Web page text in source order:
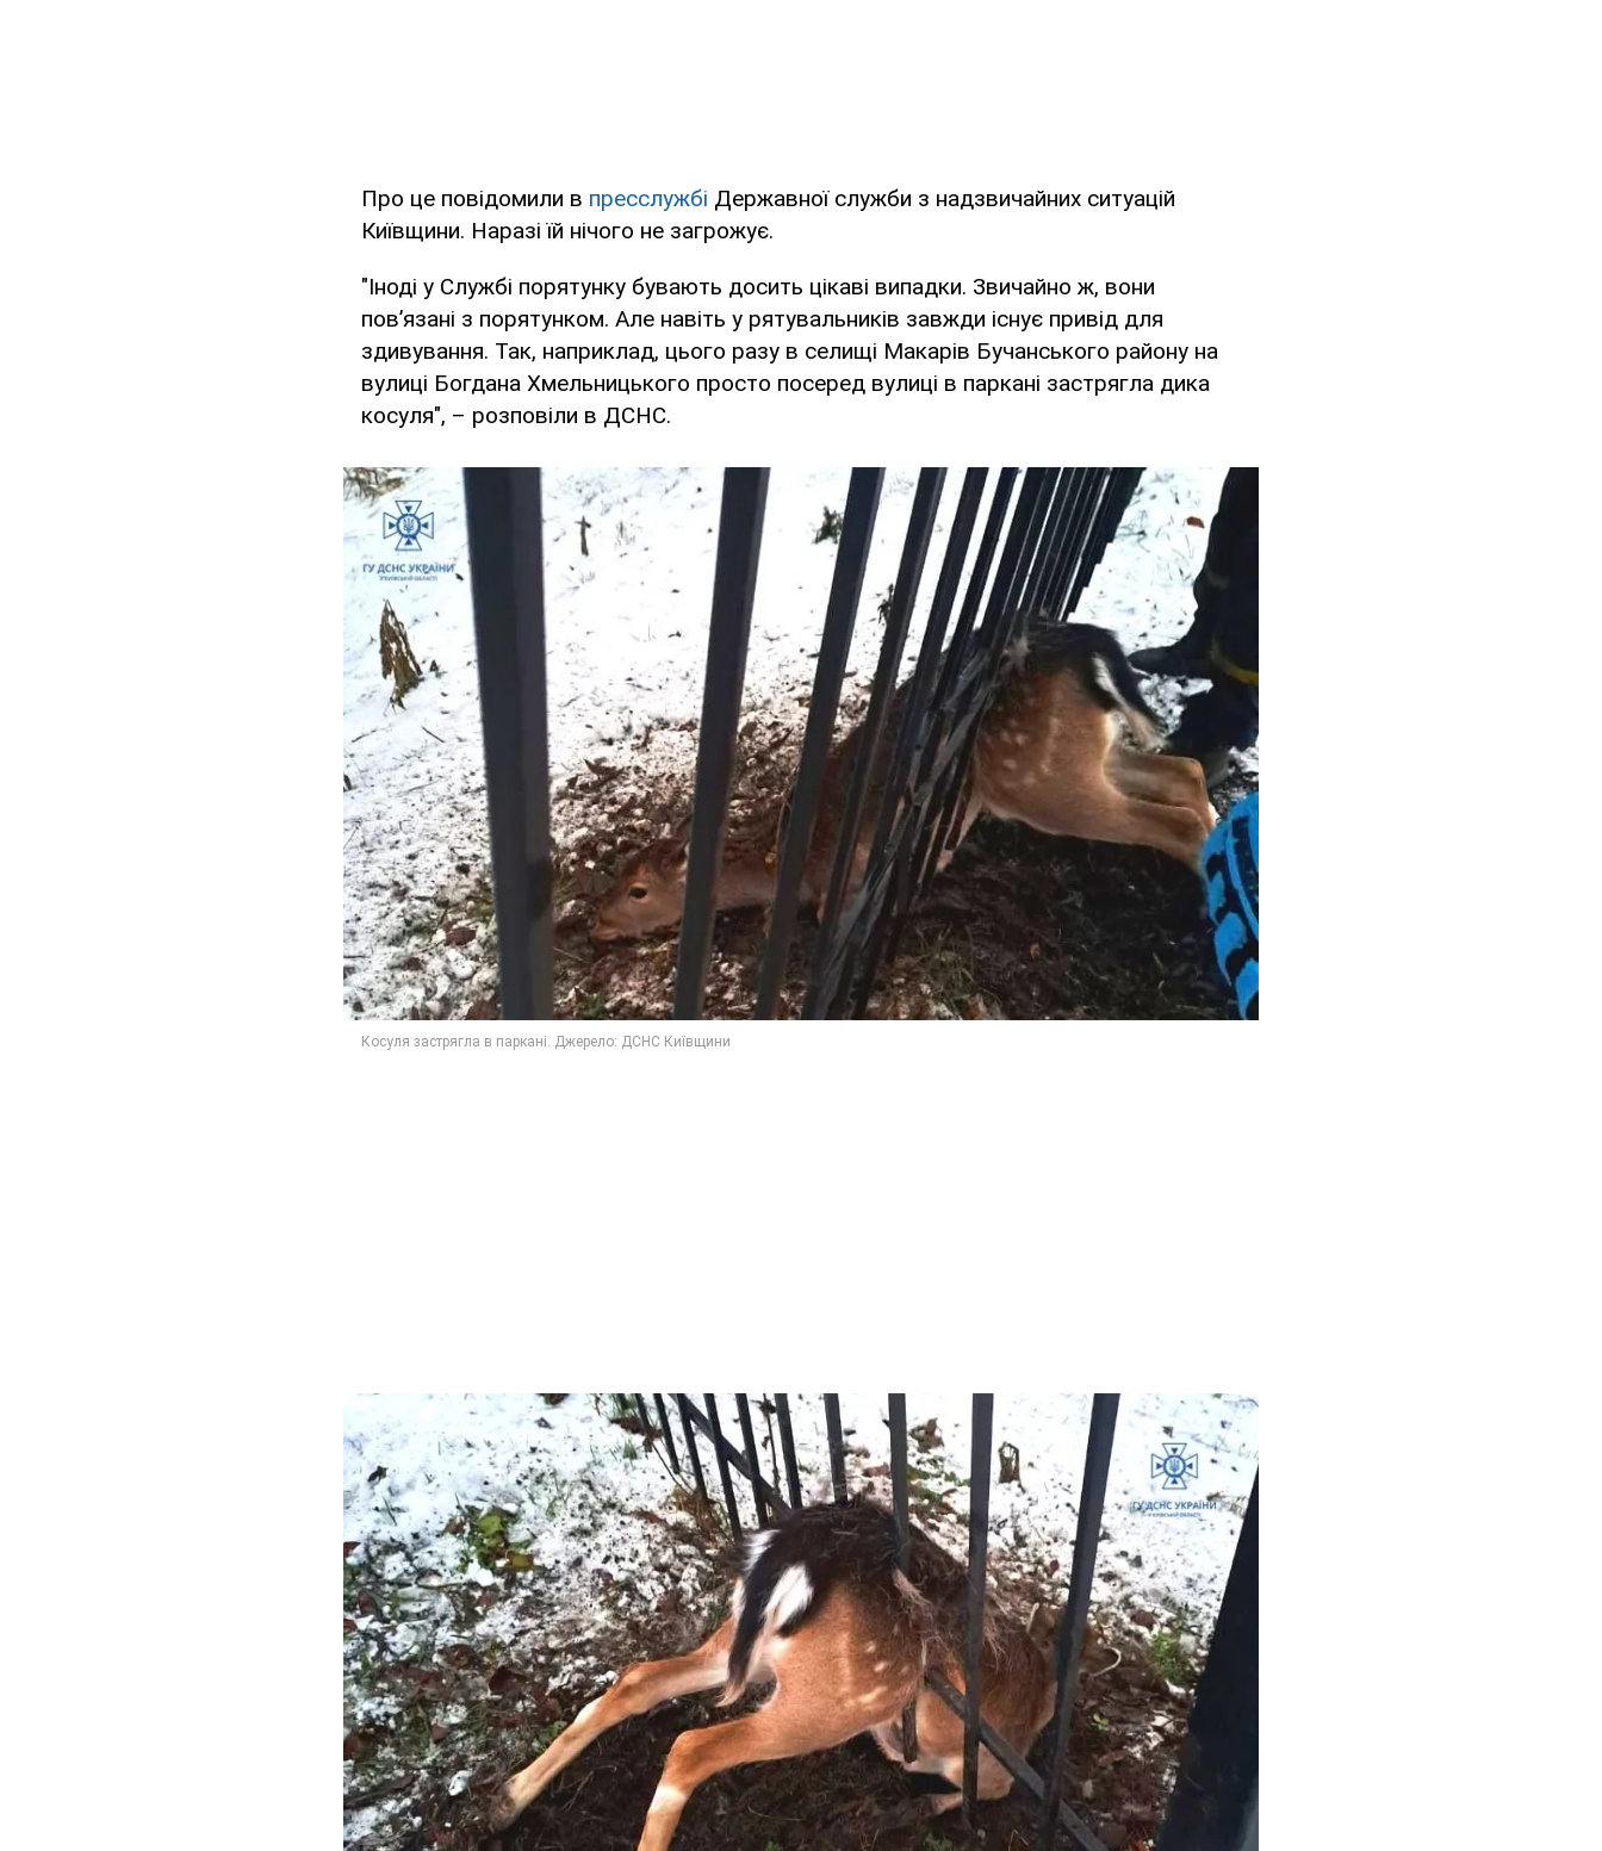
Про це повідомили в пресслужбі Державної служби з надзвичайних ситуацій
Київщини. Наразі їй нічого не загрожує.
"Іноді у Службі порятунку бувають досить цікаві випадки. Звичайно ж, вони
пов’язані з порятунком. Але навіть у рятувальників завжди існує привід для
здивування. Так, наприклад, цього разу в селищі Макарів Бучанського району на
вулиці Богдана Хмельницького просто посеред вулиці в паркані застрягла дика
косуля", – розповіли в ДСНС.